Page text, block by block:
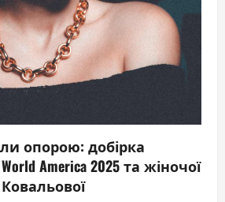
опорою: добірка
America 2025 та жіночої